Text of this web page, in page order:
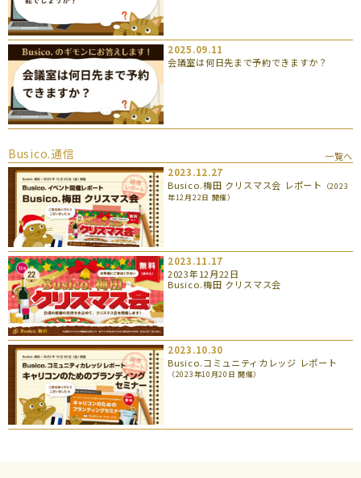
2025.09.11
会議室は何日先まで予約できますか？
Busico.通信
一覧へ
2023.12.27
Busico.梅田 クリスマス会 レポート
（2023
年12月22日 開催）
2023.11.17
2023年12月22日
Busico.梅田 クリスマス会
2023.10.30
Busico.コミュニティカレッジ レポート
（2023年10月20日 開催）